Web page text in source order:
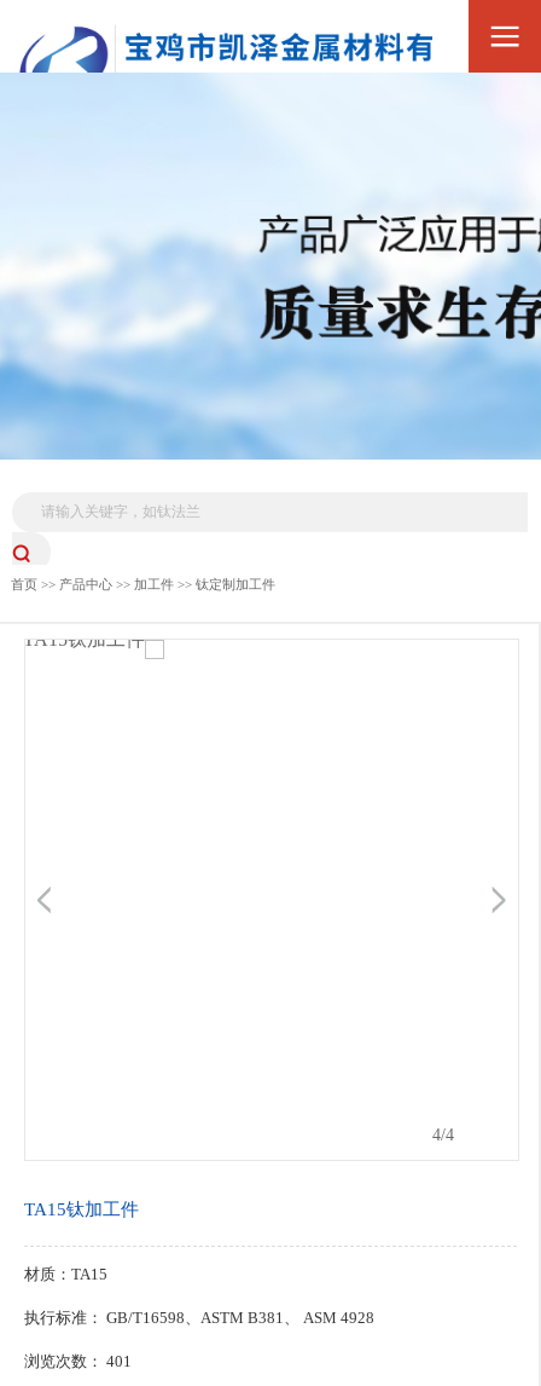
首页>> 产品中心>> 加工件>> 钛定制加工件
4/4
TA15钛加工件
材质：TA15
执行标准： GB/T16598、ASTM B381、 ASM 4928
浏览次数： 401